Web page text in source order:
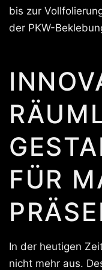
bis zur
der PKW-
FÜR
In der heutigen
nicht mehr aus.